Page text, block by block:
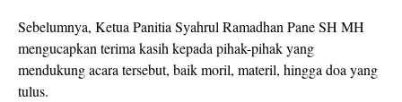
Sebelumnya, Ketua Panitia Syahrul Ramadhan Pane SH MH
mengucapkan terima kasih kepada pihak-pihak yang
mendukung acara tersebut, baik moril, materil, hingga doa yang
tulus.